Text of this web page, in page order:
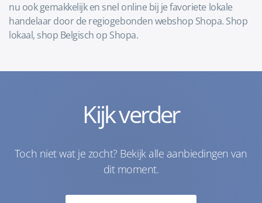
nu ook gemakkelijk en snel online bij je favoriete lokale
handelaar door de regiogebonden webshop Shopa. Shop
lokaal, shop Belgisch op Shopa.
Kijk verder
Toch niet wat je zocht? Bekijk alle aanbiedingen van
dit moment.